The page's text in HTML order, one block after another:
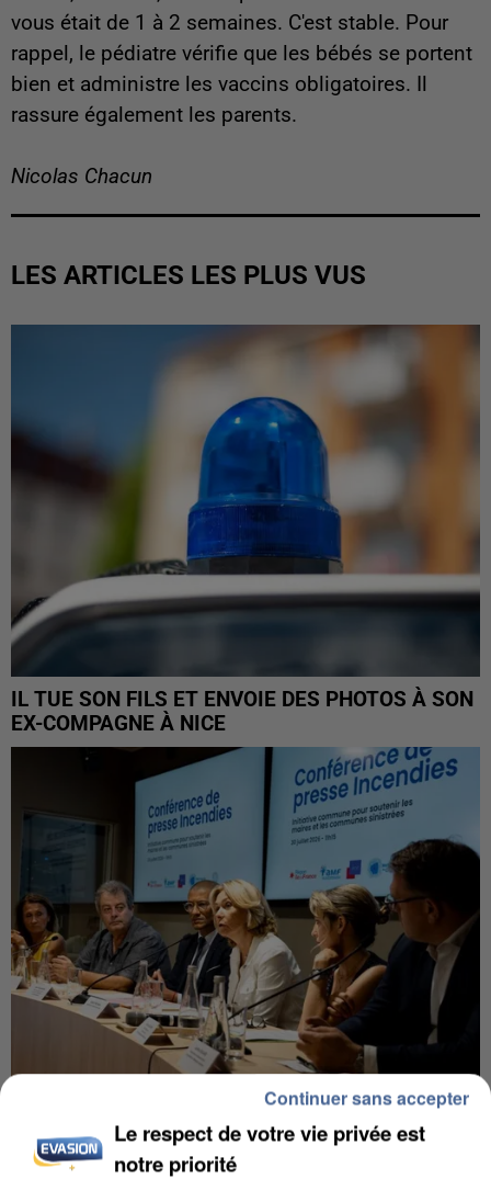
vous était de 1 à 2 semaines. C'est stable. Pour
rappel, le pédiatre vérifie que les bébés se portent
bien et administre les vaccins obligatoires. Il
rassure également les parents.
Nicolas Chacun
LES ARTICLES LES PLUS VUS
IL TUE SON FILS ET ENVOIE DES PHOTOS À SON
EX-COMPAGNE À NICE
INCENDIES : L’ÎLE-DE-FRANCE LANCE UN ÉLAN
DE SOLIDARITÉ AVEC LES...
Le respect de votre vie privée est
notre priorité
Continuer sans accepter